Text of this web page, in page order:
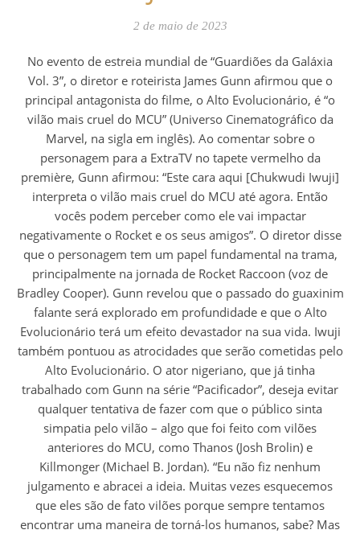
2 de maio de 2023
No evento de estreia mundial de “Guardiões da Galáxia
Vol. 3”, o diretor e roteirista James Gunn afirmou que o
principal antagonista do filme, o Alto Evolucionário, é “o
vilão mais cruel do MCU” (Universo Cinematográfico da
Marvel, na sigla em inglês). Ao comentar sobre o
personagem para a ExtraTV no tapete vermelho da
première, Gunn afirmou: “Este cara aqui [Chukwudi Iwuji]
interpreta o vilão mais cruel do MCU até agora. Então
vocês podem perceber como ele vai impactar
negativamente o Rocket e os seus amigos”. O diretor disse
que o personagem tem um papel fundamental na trama,
principalmente na jornada de Rocket Raccoon (voz de
Bradley Cooper). Gunn revelou que o passado do guaxinim
falante será explorado em profundidade e que o Alto
Evolucionário terá um efeito devastador na sua vida. Iwuji
também pontuou as atrocidades que serão cometidas pelo
Alto Evolucionário. O ator nigeriano, que já tinha
trabalhado com Gunn na série “Pacificador”, deseja evitar
qualquer tentativa de fazer com que o público sinta
simpatia pelo vilão – algo que foi feito com vilões
anteriores do MCU, como Thanos (Josh Brolin) e
Killmonger (Michael B. Jordan). “Eu não fiz nenhum
julgamento e abracei a ideia. Muitas vezes esquecemos
que eles são de fato vilões porque sempre tentamos
encontrar uma maneira de torná-los humanos, sabe? Mas